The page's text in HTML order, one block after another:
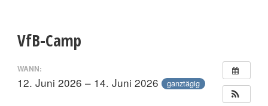
VfB-Camp
WANN:
12. Juni 2026 – 14. Juni 2026 ganztägig